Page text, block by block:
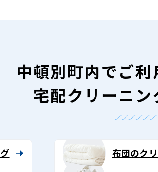
中頓別町内でご利
宅配クリーニン
布団のク